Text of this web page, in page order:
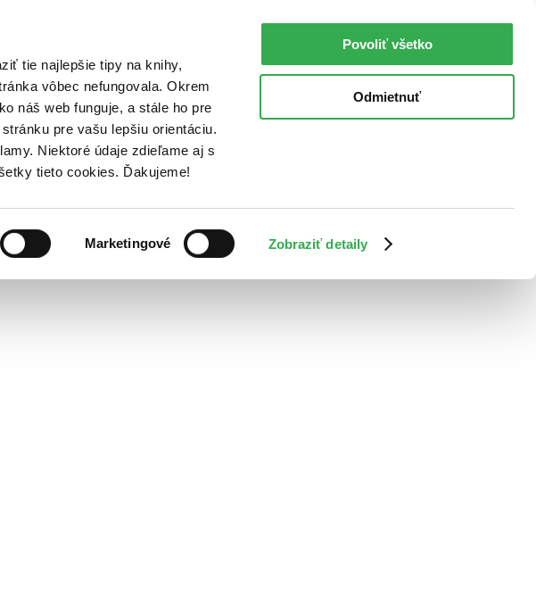
tie najlepšie tipy na knihy,
vôbec nefungovala. Okrem
náš web funguje, a stále ho pre
pre vašu lepšiu orientáciu.
Niektoré údaje zdieľame aj s
tieto cookies. Ďakujeme!
Marketingové Zobraziť detaily
Povoliť všetko
Odmietnuť